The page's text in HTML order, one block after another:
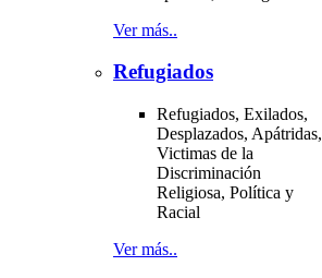
Ver más..
Refugiados
Refugiados, Exilados,
Desplazados, Apátridas,
Victimas de la
Discriminación
Religiosa, Política y
Racial
Ver más..